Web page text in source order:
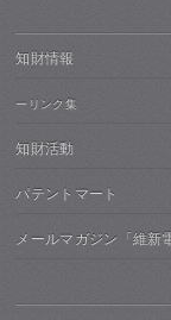
知財情報
ーリンク集
知財活動
パテントマート
メールマガジン「維新